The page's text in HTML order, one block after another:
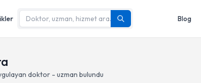
Blog
doktor - uzman bulundu